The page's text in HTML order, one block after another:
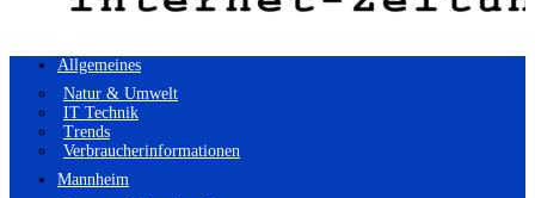
Allgemeines
Natur & Umwelt
IT Technik
Trends
Verbraucherinformationen
Mannheim